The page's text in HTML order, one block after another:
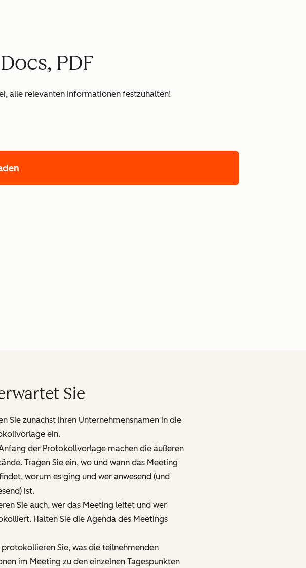
PDF
alle relevanten Informationen festzuhalten!
Sie
Sie zunächst Ihren Unternehmensnamen in die
ein.
der Protokollvorlage machen die äußeren
Tragen Sie ein, wo und wann das Meeting
worum es ging und wer anwesend (und
ist.
Sie auch, wer das Meeting leitet und wer
Halten Sie die Agenda des Meetings
protokollieren Sie, was die teilnehmenden
im Meeting zu den einzelnen Tagespunkten